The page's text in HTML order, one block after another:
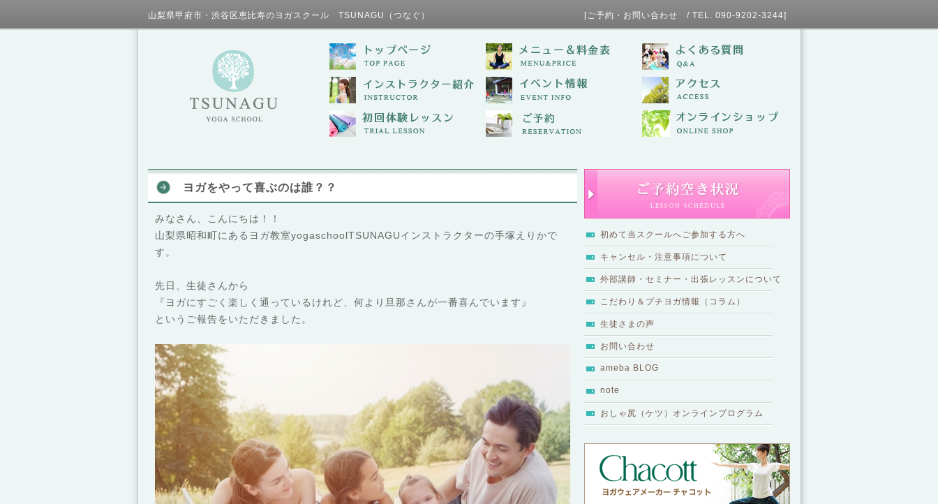
山梨県甲府市・渋谷区恵比寿のヨガスクール TSUNAGU（つなぐ） [ご予約・お問い合わせ / TEL. 090-9202-3244]
初めて当スクールへご参加する方へ
キャンセル・注意事項について
外部講師・セミナー・出張レッスンについて
こだわり＆プチヨガ情報（コラム）
生徒さまの声
お問い合わせ
ameba BLOG
note
おしゃ尻（ケツ）オンラインプログラム
ヨガをやって喜ぶのは誰？？
みなさん、こんにちは！！
山梨県昭和町にあるヨガ教室yogaschoolTSUNAGUインストラクターの手塚えりかで
す。
先日、生徒さんから
『ヨガにすごく楽しく通っているけれど、何より旦那さんが一番喜んでいます』
というご報告をいただきました。